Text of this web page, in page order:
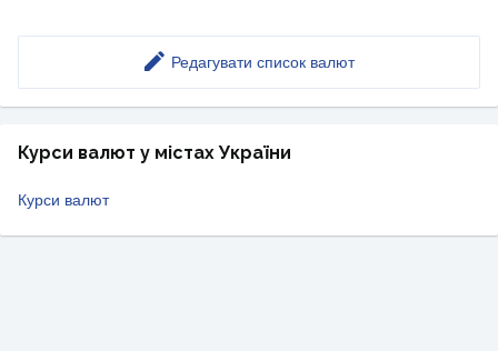
Редагувати список валют
Курси валют у містах України
Курси валют